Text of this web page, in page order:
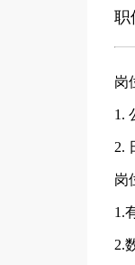
职
岗
1.
2.
岗
1.
2.